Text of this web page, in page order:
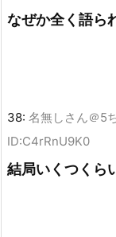
なぜか全く語ら
38: 名無しさん＠5
ID:C4rRnU9K0
結局いくつくら